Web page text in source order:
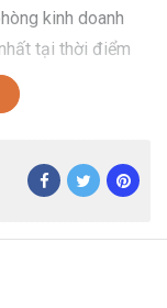
kinh doanh
tại thời điểm